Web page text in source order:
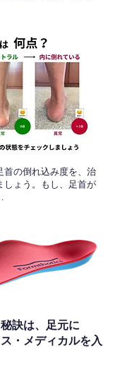
首の倒れ込み度を、治
しょう。もし、足首が
訣は、足元に
・メディカルを入